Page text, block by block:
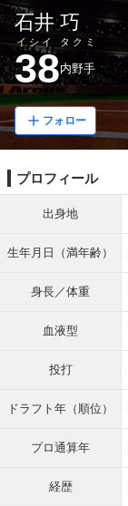
石井 巧
イシイ タクミ
38内野手
フォロー
プロフィール
出身地
生年月日（満年齢）
身長／体重
血液型
投打
ドラフト年（順位）
プロ通算年
経歴